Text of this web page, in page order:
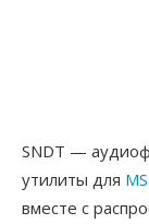
SNDT —
утилиты для
вместе с